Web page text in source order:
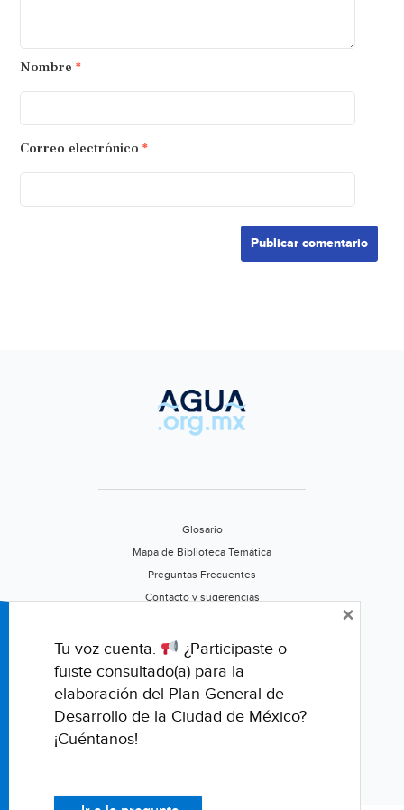
Nombre *
Correo electrónico *
Glosario
Mapa de Biblioteca Temática
Preguntas Frecuentes
Contacto y sugerencias
Califica este portal
Tu voz cuenta.
¿Participaste o
fuiste consultado(a) para la
elaboración del Plan General de
Desarrollo de la Ciudad de México?
¡Cuéntanos!
×